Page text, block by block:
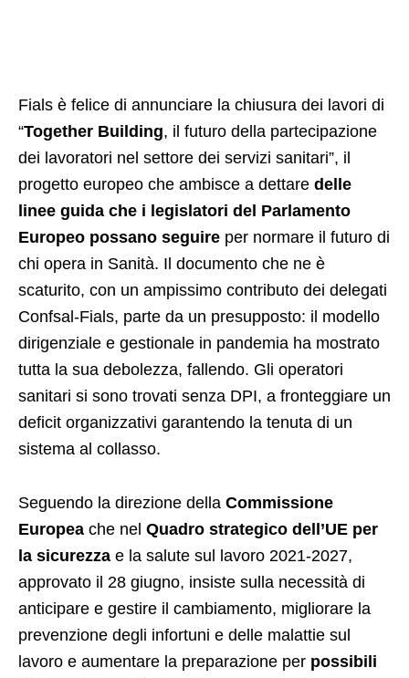
Fials è felice di annunciare la chiusura dei lavori di
“Together Building, il futuro della partecipazione
dei lavoratori nel settore dei servizi sanitari”, il
progetto europeo che ambisce a dettare delle
linee guida che i legislatori del Parlamento
Europeo possano seguire per normare il futuro di
chi opera in Sanità. Il documento che ne è
scaturito, con un ampissimo contributo dei delegati
Confsal-Fials, parte da un presupposto: il modello
dirigenziale e gestionale in pandemia ha mostrato
tutta la sua debolezza, fallendo. Gli operatori
sanitari si sono trovati senza DPI, a fronteggiare un
deficit organizzativi garantendo la tenuta di un
sistema al collasso.
Seguendo la direzione della Commissione
Europea che nel Quadro strategico dell’UE per
la sicurezza e la salute sul lavoro 2021-2027,
approvato il 28 giugno, insiste sulla necessità di
anticipare e gestire il cambiamento, migliorare la
prevenzione degli infortuni e delle malattie sul
lavoro e aumentare la preparazione per possibili